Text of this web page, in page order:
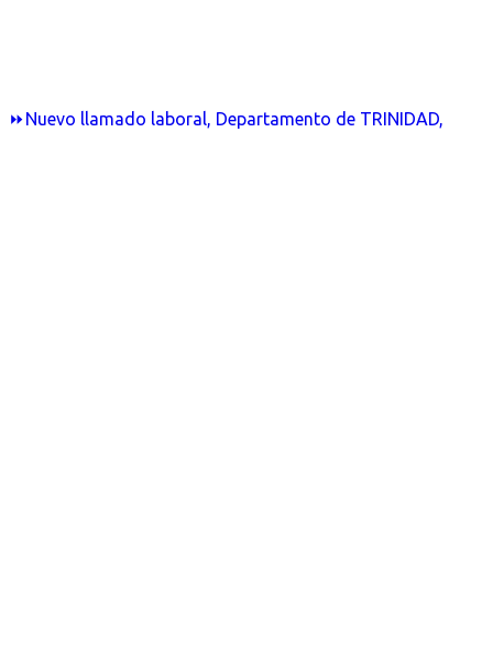
⏩Nuevo llamado laboral, Departamento de TRINIDAD,